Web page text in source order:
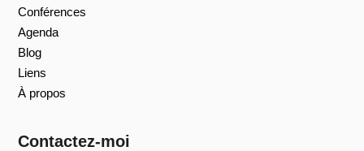
Conférences
Agenda
Blog
Liens
À propos
Contactez-moi